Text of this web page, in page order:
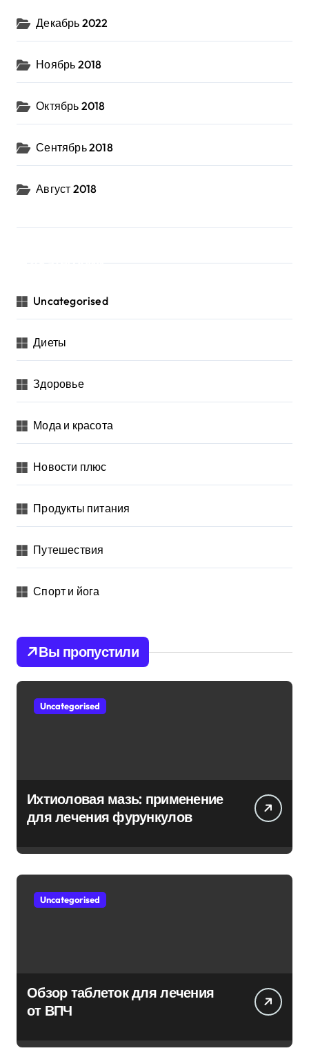
Декабрь 2022
Ноябрь 2018
Октябрь 2018
Сентябрь 2018
Август 2018
Uncategorised
Диеты
Здоровье
Мода и красота
Новости плюс
Продукты питания
Путешествия
Спорт и йога
Вы пропустили
Uncategorised
Ихтиоловая мазь: применение
для лечения фурункулов
Uncategorised
Обзор таблеток для лечения
от ВПЧ